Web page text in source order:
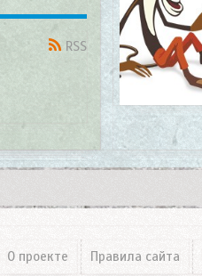
RSS
О проекте Правила сайта